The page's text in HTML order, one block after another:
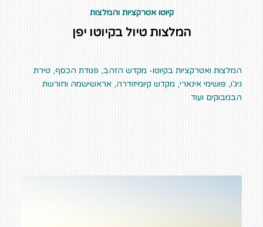
קיוטו אטרקציות והמלצות
המלצות טיול בקיוטו יפן
המלצות ואטרקציות בקיוטו- מקדש הזהב, פגודת הכסף, טירת
ניג'ו, פושימי אינארי, מקדש קיומיזודרה, אראשישמה וחורשת
הבמבוקים ועוד